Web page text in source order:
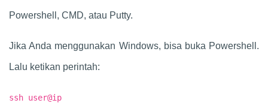
Powershell, CMD, atau Putty.
Jika Anda menggunakan Windows, bisa buka Powershell.
Lalu ketikan perintah:
ssh user@ip